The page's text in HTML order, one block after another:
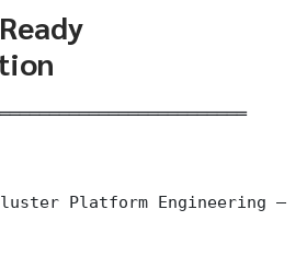
Platform Engineering —